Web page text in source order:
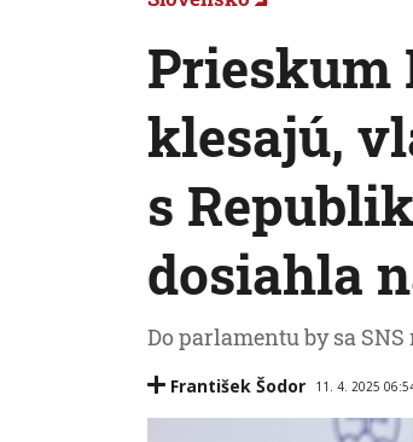
Prieskum
klesajú,
s
dosiahla
Do parlamentu by sa SNS
František Šodor 11. 4. 2025